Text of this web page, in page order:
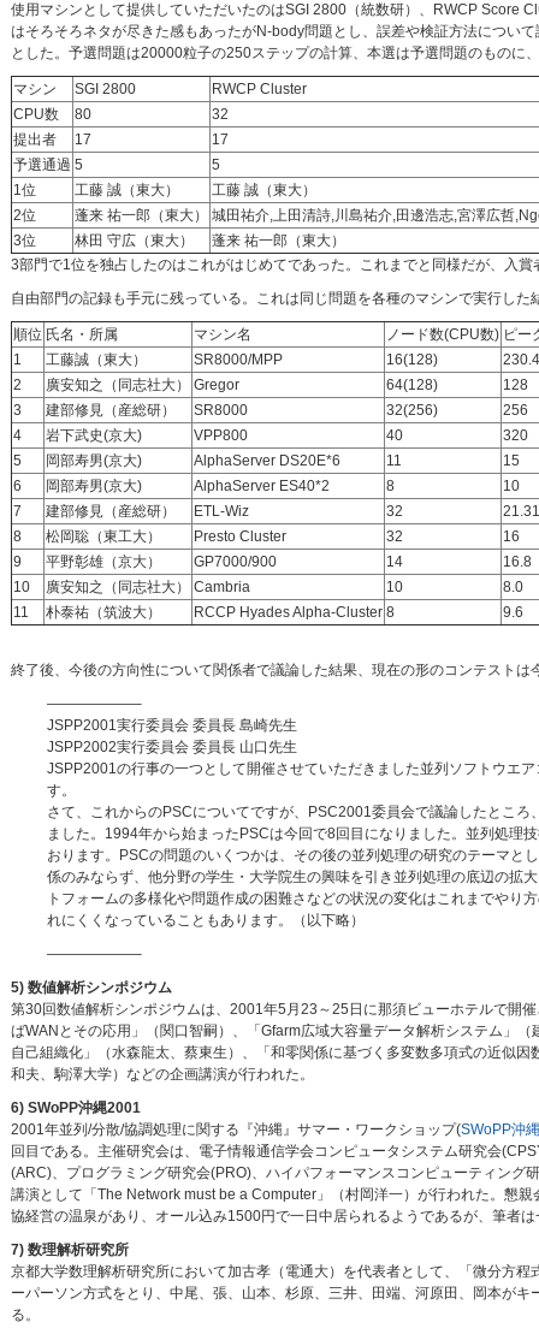
使用マシンとして提供していただいたのはSGI 2800（統数研）、RWCP Score
はそろそろネタが尽きた感もあったがN-body問題とし、誤差や検証方法につい
とした。予選問題は20000粒子の250ステップの計算、本選は予選問題のものに
マシン SGI 2800
RWCP Cluster
CPU数
80
32
提出者
17
17
予選通過 5
5
1位
工藤 誠（東大）
工藤 誠（東大）
2位
蓬来 祐一郎（東大）
城田祐介,上田清詩,川島祐介,田邊浩志,宮澤広哲
3位
林田 守広（東大）
蓬来 祐一郎（東大）
3部門で1位を独占したのはこれがはじめてであった。これまでと同様だが、入
自由部門の記録も手元に残っている。これは同じ問題を各種のマシンで実行した
順位 氏名・所属 マシン名 ノード数(CPU数) ピー
1
工藤誠（東大） SR8000/MPP 16(128)
230.4
2
廣安知之（同志社大） Gregor 64(128)
128
3
建部修見（産総研） SR8000 32(256)
256
4
岩下武史(京大) VPP800 40
320
5
岡部寿男(京大) AlphaServer DS20E*6 11
15
6
岡部寿男(京大) AlphaServer ES40*2 8
10
7
建部修見（産総研） ETL-Wiz 32
8
松岡聡（東工大） Presto Cluster 32
16
9
平野彰雄（京大） GP7000/900 14
16.8
10
廣安知之（同志社大） Cambria 10
8.0
11
朴泰祐（筑波大） RCCP Hyades Alpha-Cluster 8 9.6
終了後、今後の方向性について関係者で議論した結果、現在の形のコンテスト
——————–
JSPP2001実行委員会 委員長 島崎先生
JSPP2002実行委員会 委員長 山口先生
JSPP2001の行事の一つとして開催させていただきました並列ソフトウエ
す。
さて、これからのPSCについてですが、PSC2001委員会で議論したとこ
ました。1994年から始まったPSCは今回で8回目になりました。並列処理
おります。PSCの問題のいくつかは、その後の並列処理の研究のテーマと
係のみならず、他分野の学生・大学院生の興味を引き並列処理の底辺の拡
トフォームの多様化や問題作成の困難さなどの状況の変化はこれまでや
れにくくなっていることもあります。（以下略）
——————–
5) 数値解析シンポジウム
第30回数値解析シンポジウムは、2001年5月23～25日に那須ビューホテルで開
ばWANとその応用」（関口智嗣）、「Gfarm広域大容量データ解析システム」
自己組織化」（水森龍太、蔡東生）、「和零関係に基づく多変数多項式の近似
和夫、駒澤大学）などの企画講演が行われた。
6) SWoPP沖縄2001
2001年並列/分散/協調処理に関する『沖縄』サマー・ワークショップ(SWoPP沖
回目である。主催研究会は、電子情報通信学会コンピュータシステム研究会
(ARC)、プログラミング研究会(PRO)、ハイパフォーマンスコンピューティン
講演として「The Network must be a Computer」（村岡洋一）が行われた。懇
協経営の温泉があり、オール込み1500円で一日中居られるようであるが、筆者
7) 数理解析研究所
京都大学数理解析研究所において加古孝（電通大）を代表者として、「微分方
ーパーソン方式をとり、中尾、張、山本、杉原、三井、田端、河原田、岡本が
る。